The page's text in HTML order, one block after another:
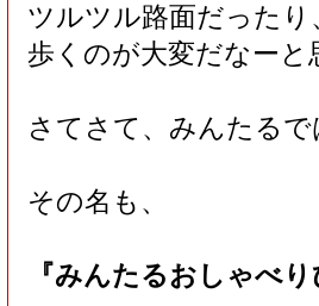
ツルツル路面だった
歩くのが大変だなー
さてさて、みんたる
その名も、
『みんたるおしゃべ